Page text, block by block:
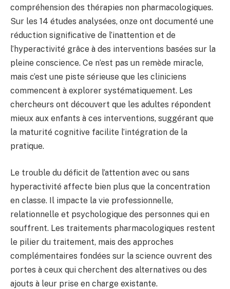
compréhension des thérapies non pharmacologiques.
Sur les 14 études analysées, onze ont documenté une
réduction significative de l’inattention et de
l’hyperactivité grâce à des interventions basées sur la
pleine conscience. Ce n’est pas un remède miracle,
mais c’est une piste sérieuse que les cliniciens
commencent à explorer systématiquement. Les
chercheurs ont découvert que les adultes répondent
mieux aux enfants à ces interventions, suggérant que
la maturité cognitive facilite l’intégration de la
pratique.
Le trouble du déficit de l’attention avec ou sans
hyperactivité affecte bien plus que la concentration
en classe. Il impacte la vie professionnelle,
relationnelle et psychologique des personnes qui en
souffrent. Les traitements pharmacologiques restent
le pilier du traitement, mais des approches
complémentaires fondées sur la science ouvrent des
portes à ceux qui cherchent des alternatives ou des
ajouts à leur prise en charge existante.